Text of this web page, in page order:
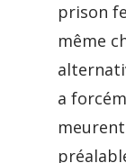
prison
même
a